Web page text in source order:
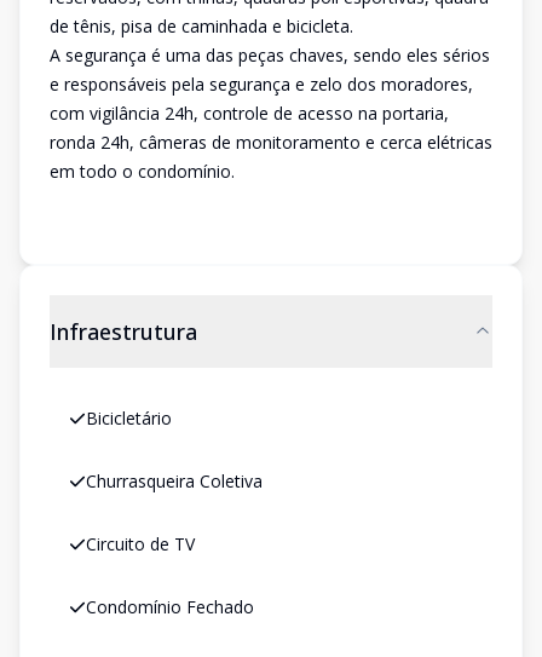
de tênis, pisa de caminhada e bicicleta.
A segurança é uma das peças chaves, sendo eles sérios
e responsáveis pela segurança e zelo dos moradores,
com vigilância 24h, controle de acesso na portaria,
ronda 24h, câmeras de monitoramento e cerca elétricas
em todo o condomínio.
Infraestrutura
Bicicletário
Churrasqueira Coletiva
Circuito de TV
Condomínio Fechado